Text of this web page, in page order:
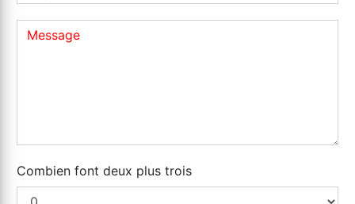
Combien font deux plus trois